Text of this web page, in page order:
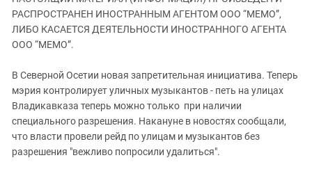
ЗАСТАВЛЯЕТ
МОБИЛИЗАЦИЯ И ПРОТЕСТЫ
Дагестан
Ингушетия
Калмыкия
Карачаево-Черкесия
Краснодарский край
Нагорный Карабах
РАСПРОСТРАНЕН ИНОСТРАННЫМ АГЕНТОМ ООО “МЕМО”,
ЛИБО КАСАЕТСЯ ДЕЯТЕЛЬНОСТИ ИНОСТРАННОГО АГЕНТА
ООО “МЕМО”.
В Северной Осетии новая запретительная инициатива. Теперь
мэрия контролирует уличных музыкантов - петь на улицах
Владикавказа теперь можно только при наличии
специального разрешения. Накануне в новостях сообщали,
что власти провели рейд по улицам и музыкантов без
разрешения "вежливо попросили удалиться".